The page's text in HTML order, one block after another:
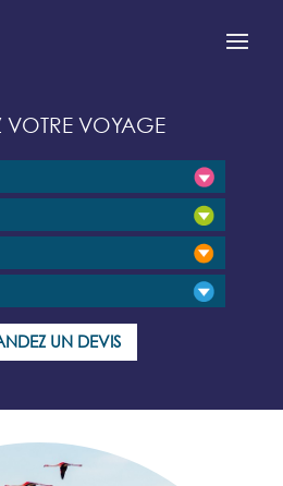
VOTRE VOYAGE
UN DEVIS